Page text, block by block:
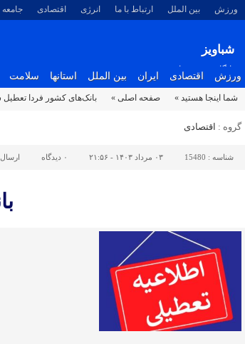
ورزش بین الملل ارتباط با ما انرژی اقتصادی جامعه
شباویز
پایگاه خبری شباویز
ورزش اقتصادی ایران بین الملل استانها سلامت
شما اینجا هستید » صفحه اصلی » بانک‌های کشور فردا
گروه : اقتصادی
شناسه : 15480 ۰۳ مرداد ۱۴۰۳ - ۲۱:۵۶ ۰ دیدگاه